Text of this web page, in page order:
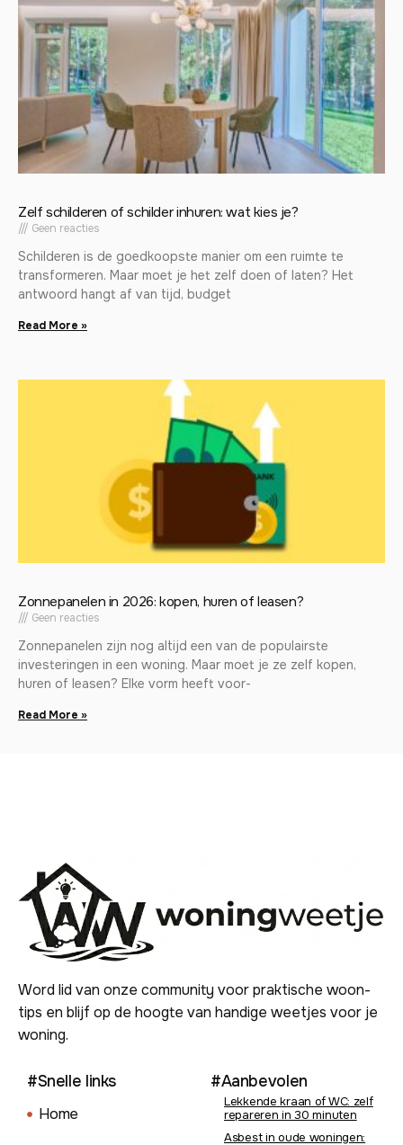
Zelf schilderen of schilder inhuren: wat kies je?
Geen reacties
Schilderen is de goedkoopste manier om een ruimte te
transformeren. Maar moet je het zelf doen of laten? Het
antwoord hangt af van tijd, budget
Read More »
Zonnepanelen in 2026: kopen, huren of leasen?
Geen reacties
Zonnepanelen zijn nog altijd een van de populairste
investeringen in een woning. Maar moet je ze zelf kopen,
huren of leasen? Elke vorm heeft voor-
Read More »
Word lid van onze community voor praktische woon-
tips en blijf op de hoogte van handige weetjes voor je
woning.
#Snelle links
Home
#Aanbevolen
Lekkende kraan of WC: zelf
repareren in 30 minuten
Asbest in oude woningen: